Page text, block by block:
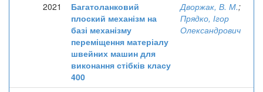
2021
Багатоланковий
плоский механізм на
базі механізму
переміщення матеріалу
швейних машин для
виконання стібків класу
400
Дворжак, В. М.;
Прядко, Ігор
Олександрович